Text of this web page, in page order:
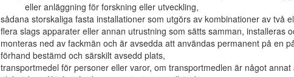
eller anläggning för forskning eller utveckling,
sådana storskaliga fasta installationer som utgörs av kombinationer av två
flera slags apparater eller annan utrustning som sätts samman, installeras
monteras ned av fackmän och är avsedda att användas permanent på en
förhand bestämd och särskilt avsedd plats,
transportmedel för personer eller varor, om transportmedlen är något annat